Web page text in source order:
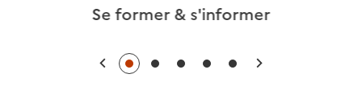
Se former & s'informer